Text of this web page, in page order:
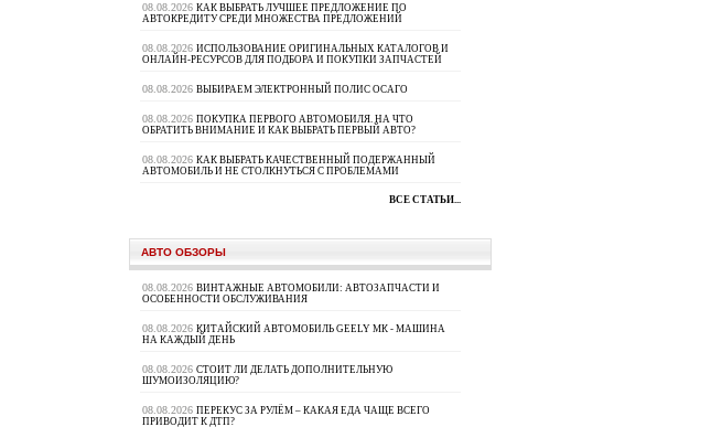
08.08.2026 КАК ВЫБРАТЬ ЛУЧШЕЕ ПРЕДЛОЖЕНИЕ ПО
АВТОКРЕДИТУ СРЕДИ МНОЖЕСТВА ПРЕДЛОЖЕНИЙ
08.08.2026 ИСПОЛЬЗОВАНИЕ ОРИГИНАЛЬНЫХ КАТАЛОГОВ И
ОНЛАЙН-РЕСУРСОВ ДЛЯ ПОДБОРА И ПОКУПКИ ЗАПЧАСТЕЙ
08.08.2026 ВЫБИРАЕМ ЭЛЕКТРОННЫЙ ПОЛИС ОСАГО
08.08.2026 ПОКУПКА ПЕРВОГО АВТОМОБИЛЯ. НА ЧТО
ОБРАТИТЬ ВНИМАНИЕ И КАК ВЫБРАТЬ ПЕРВЫЙ АВТО?
08.08.2026 КАК ВЫБРАТЬ КАЧЕСТВЕННЫЙ ПОДЕРЖАННЫЙ
АВТОМОБИЛЬ И НЕ СТОЛКНУТЬСЯ С ПРОБЛЕМАМИ
ВСЕ СТАТЬИ...
АВТО ОБЗОРЫ
08.08.2026 ВИНТАЖНЫЕ АВТОМОБИЛИ: АВТОЗАПЧАСТИ И
ОСОБЕННОСТИ ОБСЛУЖИВАНИЯ
08.08.2026 КИТАЙСКИЙ АВТОМОБИЛЬ GEELY МК - МАШИНА
НА КАЖДЫЙ ДЕНЬ
08.08.2026 СТОИТ ЛИ ДЕЛАТЬ ДОПОЛНИТЕЛЬНУЮ
ШУМОИЗОЛЯЦИЮ?
08.08.2026 ПЕРЕКУС ЗА РУЛЁМ – КАКАЯ ЕДА ЧАЩЕ ВСЕГО
ПРИВОДИТ К ДТП?